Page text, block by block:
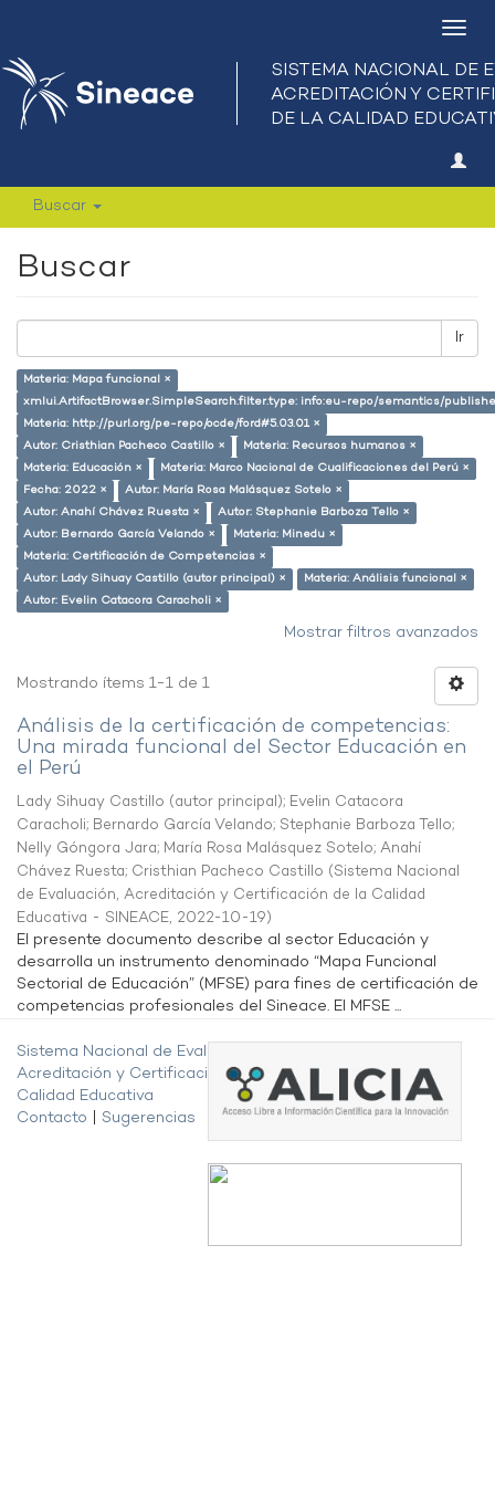
Buscar
Buscar
Ir
Materia: Mapa funcional ×
xmlui.ArtifactBrowser.SimpleSearch.filter.type: info:eu-repo/semantics/
Materia: http://purl.org/pe-repo/ocde/ford#5.03.01 ×
Autor: Cristhian Pacheco Castillo ×
Materia: Recursos humanos ×
Materia: Educación ×
Materia: Marco Nacional de Cualificaciones del Perú ×
Fecha: 2022 ×
Autor: María Rosa Malásquez Sotelo ×
Autor: Anahí Chávez Ruesta ×
Autor: Stephanie Barboza Tello ×
Autor: Bernardo García Velando ×
Materia: Minedu ×
Materia: Certificación de Competencias ×
Autor: Lady Sihuay Castillo (autor principal) ×
Materia: Análisis funcional ×
Autor: Evelin Catacora Caracholi ×
Mostrar filtros avanzados
Mostrando ítems 1-1 de 1
Análisis de la certificación de competencias:
Una mirada funcional del Sector Educación en
el Perú
Lady Sihuay Castillo (autor principal); Evelin Catacora
Caracholi; Bernardo García Velando; Stephanie Barboza Tello;
Nelly Góngora Jara; María Rosa Malásquez Sotelo; Anahí
Chávez Ruesta; Cristhian Pacheco Castillo (Sistema Nacional
de Evaluación, Acreditación y Certificación de la Calidad
Educativa - SINEACE, 2022-10-19)
El presente documento describe al sector Educación y
desarrolla un instrumento denominado “Mapa Funcional
Sectorial de Educación” (MFSE) para fines de certificación de
competencias profesionales del Sineace. El MFSE ...
Sistema Nacional de Evaluación,
Acreditación y Certificación de la
Calidad Educativa
Contacto
Sugerencias